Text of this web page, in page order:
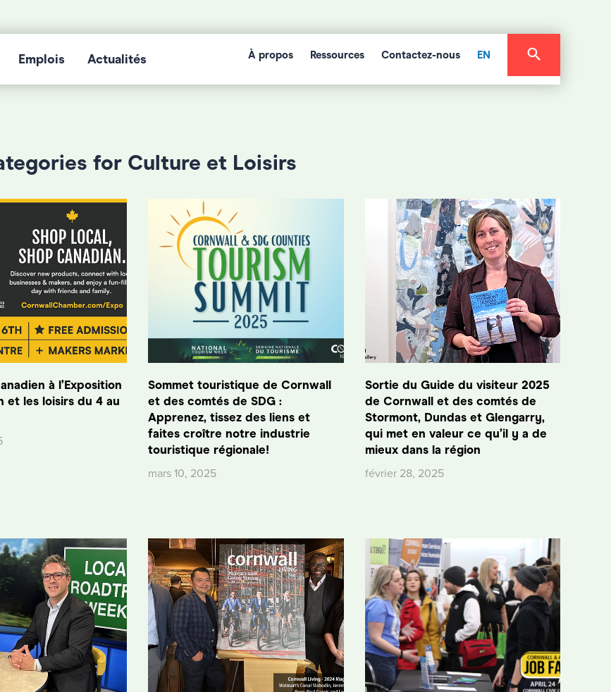
Emplois Actualités À propos Ressources Contactez-nous EN
for Culture et Loisirs
à l’Exposition
et les loisirs du 4 au
Sommet touristique de Cornwall
et des comtés de SDG :
Apprenez, tissez des liens et
faites croître notre industrie
touristique régionale!
mars 10, 2025
Sortie du Guide du visiteur 2025
de Cornwall et des comtés de
Stormont, Dundas et Glengarry,
qui met en valeur ce qu’il y a de
mieux dans la région
février 28, 2025